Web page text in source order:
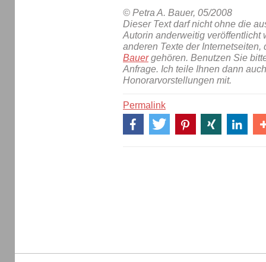
© Petra A. Bauer, 05/2008
Dieser Text darf nicht ohne die
Autorin anderweitig veröffentlicht
anderen Texte der Internetseiten,
Bauergehören. Benutzen Sie
Anfrage. Ich teile Ihnen dann
Honorarvorstellungen mit.
Permalink